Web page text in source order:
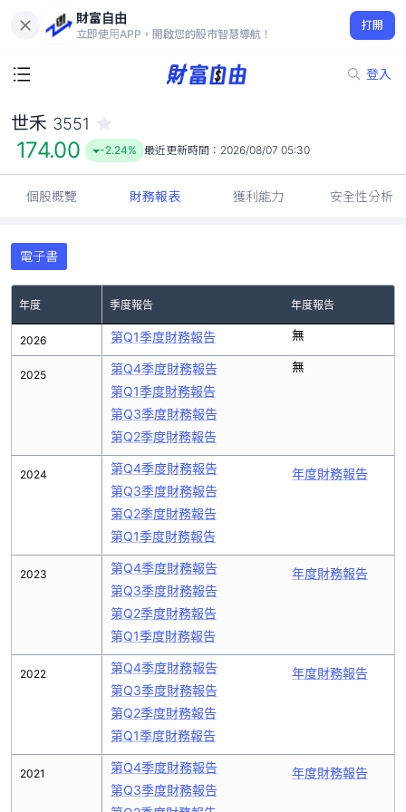
財富自由
立即使用APP，開啟您的股市智慧導航！
打開
登入
174.00
-2.24%
世禾 3551
174.00 -2.24% 最近更新時間： 2026/08/07 05:30
個股概覽 財務報表 獲利能力 安全性分析
電子書
年度 季度報告 年度報告
2026
2025
2024
2023
2022
2021
第Q1季度財務報告 無
第Q4季度財務報告
第Q1季度財務報告
第Q3季度財務報告
第Q2季度財務報告
無
第Q4季度財務報告
第Q3季度財務報告
第Q2季度財務報告
第Q1季度財務報告
年度財務報告
第Q4季度財務報告
第Q3季度財務報告
第Q2季度財務報告
第Q1季度財務報告
年度財務報告
第Q4季度財務報告
第Q3季度財務報告
第Q2季度財務報告
第Q1季度財務報告
年度財務報告
第Q4季度財務報告
第Q3季度財務報告
年度財務報告